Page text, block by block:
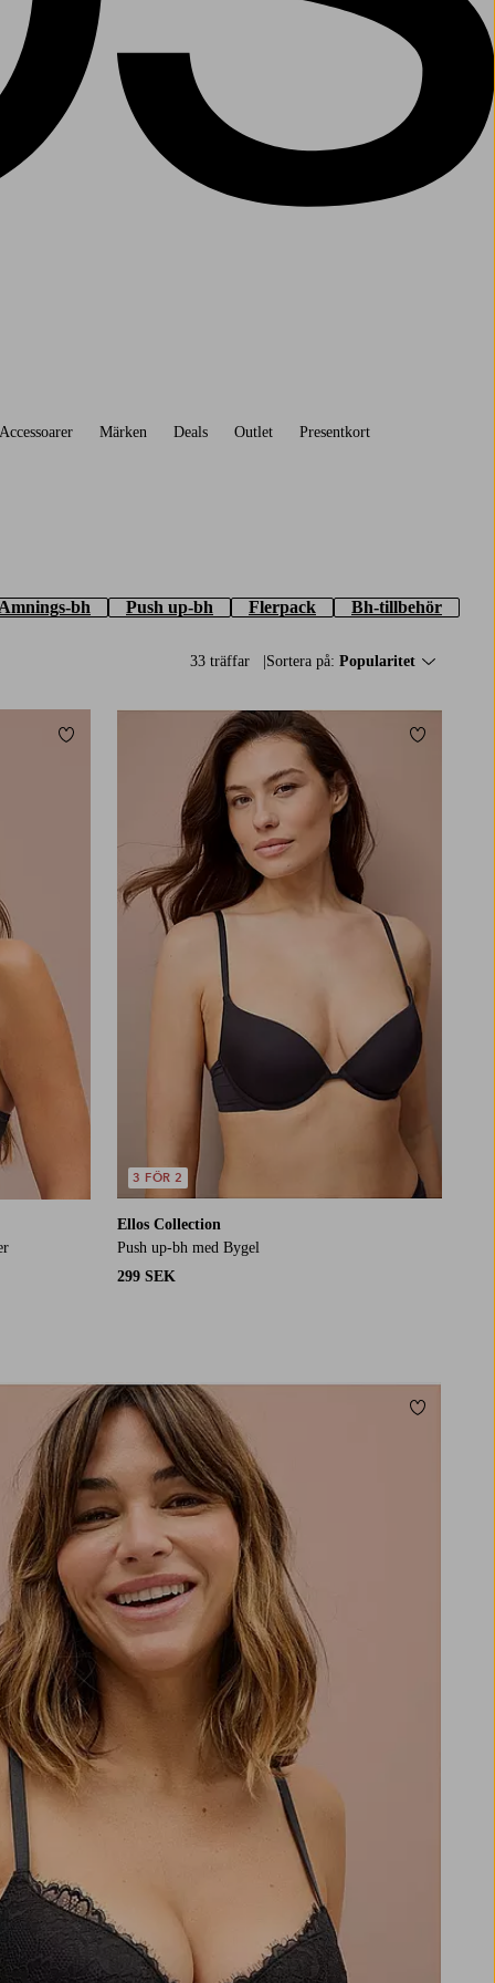
Accessoarer Märken Deals Outlet Presentkort
Amnings-bh Push up-bh Flerpack Bh-tillbehör
33 träffar Sortera på: Popularitet
Lägg till i
Lägg till i favoriter
Ellos Collection
Push up-bh med Bygel
299 SEK
3 FÖR 2
Lägg till i